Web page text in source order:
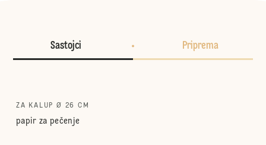
Sastojci Priprema
ZA KALUP Ø 26 CM
papir za pečenje